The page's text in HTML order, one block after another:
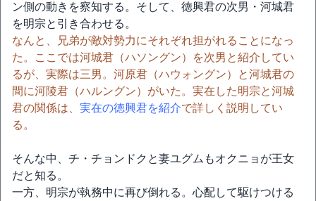
ン側の動きを察知する。そして、徳興君の次男・河城君
を明宗と引き合わせる。
なんと、兄弟が敵対勢力にそれぞれ担がれることになっ
た。ここでは河城君（ハソングン）を次男と紹介してい
るが、実際は三男。河原君（ハウォングン）と河城君の
間に河陵君（ハルングン）がいた。実在した明宗と河城
君の関係は、 実在の徳興君を紹介で詳しく説明してい
る。
そんな中、チ・チョンドクと妻ユグムもオクニョが王女
だと知る。
一方、明宗が執務中に再び倒れる。心配して駆けつける